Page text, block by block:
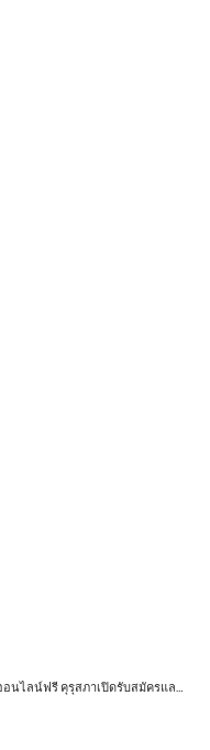
บรมผู้ประกอบวิชาชีพครูเข้า ร่วมพัฒนาจรรยาบรรณ ของวิชาชีพทางการศึกษาผ่านบทเรียนออนไลน์ แต่บัดนี้ถึงวันที่ 31 สิงหาคม 2566